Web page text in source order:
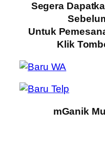
Segera
Untuk
Klik
mGanik